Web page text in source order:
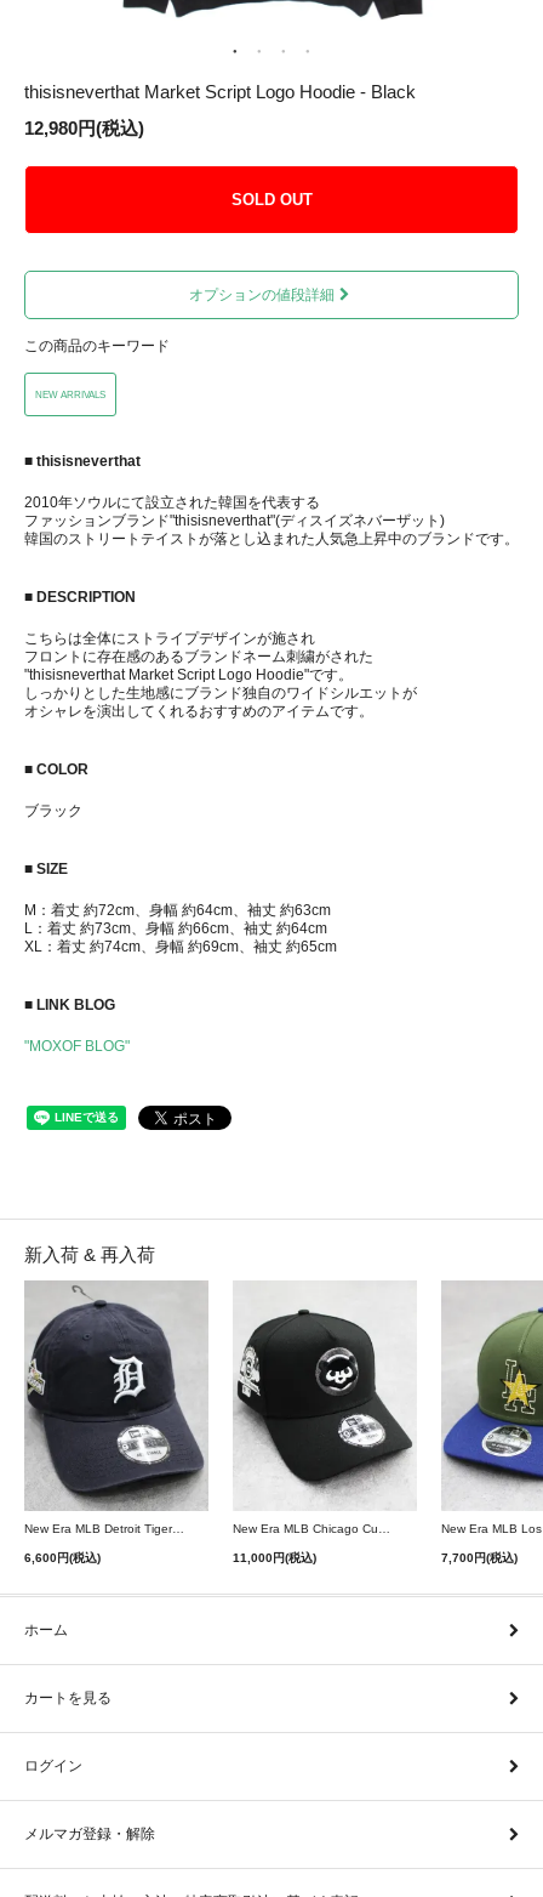
thisisneverthat Market Script Logo Hoodie - Black
12,980円(税込)
SOLD OUT
オプションの値段詳細
この商品のキーワード
NEW ARRIVALS
■ thisisneverthat
2010年ソウルにて設立された韓国を代表する
ファッションブランド"thisisneverthat"(ディスイズネバーザット)
韓国のストリートテイストが落とし込まれた人気急上昇中のブランドです。
■ DESCRIPTION
こちらは全体にストライプデザインが施され
フロントに存在感のあるブランドネーム刺繍がされた
"thisisneverthat Market Script Logo Hoodie"です。
しっかりとした生地感にブランド独自のワイドシルエットが
オシャレを演出してくれるおすすめのアイテムです。
■ COLOR
ブラック
■ SIZE
M：着丈 約72cm、身幅 約64cm、袖丈 約63cm
L：着丈 約73cm、身幅 約66cm、袖丈 約64cm
XL：着丈 約74cm、身幅 約69cm、袖丈 約65cm
■ LINK BLOG
"MOXOF BLOG"
新入荷 & 再入荷
New Era MLB Detroit Tigers Postseason 9Twenty Strapback Cap - Navy
6,600円(税込) 11,000円(税込) 7,700円(税込)
ホーム
カートを見る
ログイン
メルマガ登録・解除